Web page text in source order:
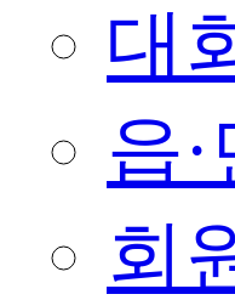
대
읍
회